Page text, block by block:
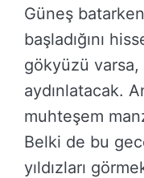
Güneş
başladığını
gökyüzü varsa,
aydınlatacak.
muhteşem
Belki de bu
yıldızları